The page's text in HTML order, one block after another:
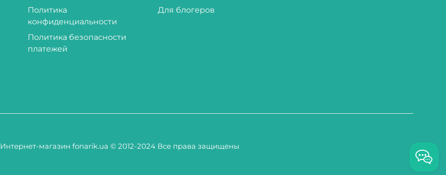
Политика
конфиденциальности
Политика безопасности
платежей
Для блогеров
Интернет-магазин fonarik.ua © 2012-2024 Все права защищены